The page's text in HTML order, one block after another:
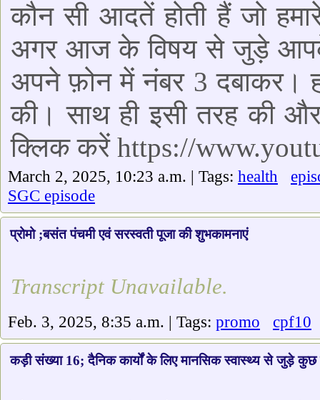
कौन सी आदतें होती हैं जो
अगर आज के विषय से जुड़े आपके
अपने फ़ोन में नंबर 3 दबाकर।
की। साथ ही इसी तरह की
क्लिक करें https://
March 2, 2025, 10:23 a.m. | Tags: health
SGC episode
प्रोमो ;बसंत पंचमी एवं सरस्वती पूजा की शुभकामनाएं
Transcript Unavailable.
Feb. 3, 2025, 8:35 a.m. | Tags: promo cpf10
कड़ी संख्या 16; दैनिक कार्यों के लिए मानसिक स्वास्थ्य से जुड़े कुछ